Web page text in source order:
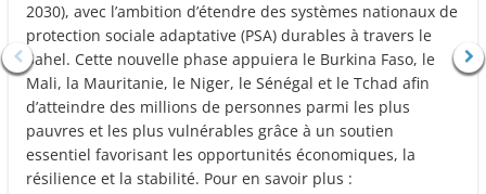
2030), avec l’ambition d’étendre des systèmes nationaux de
protection sociale adaptative (PSA) durables à travers le
Sahel. Cette nouvelle phase appuiera le Burkina Faso, le
Mali, la Mauritanie, le Niger, le Sénégal et le Tchad afin
d’atteindre des millions de personnes parmi les plus
pauvres et les plus vulnérables grâce à un soutien
essentiel favorisant les opportunités économiques, la
résilience et la stabilité. Pour en savoir plus :